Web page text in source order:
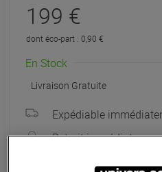
199 €
dont éco-part : 0,90 €
En Stock
Livraison Gratuite
Expédiable
Retrait immédiat en